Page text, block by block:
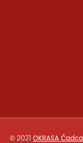
© 2021 OKRASA Čadca